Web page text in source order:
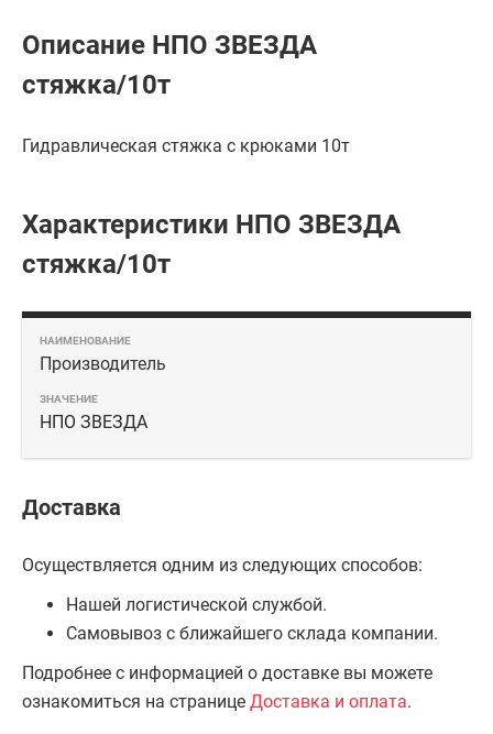
Описание НПО ЗВЕЗДА
стяжка/10т
Гидравлическая стяжка с крюками 10т
Характеристики НПО ЗВЕЗДА
стяжка/10т
Производитель
НПО ЗВЕЗДА
Доставка
Осуществляется одним из следующих способов:
Нашей логистической службой.
Самовывоз с ближайшего склада компании.
Подробнее с информацией о доставке вы можете
ознакомиться на странице Доставка и оплата.